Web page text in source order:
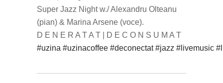
Super Jazz Night w./ Alexandru Olteanu
(pian) & Marina Arsene (voce).
D E N E R A T A T | D E C O N S U M A T
#uzina #uzinacoffee #deconectat #jazz #livemusic